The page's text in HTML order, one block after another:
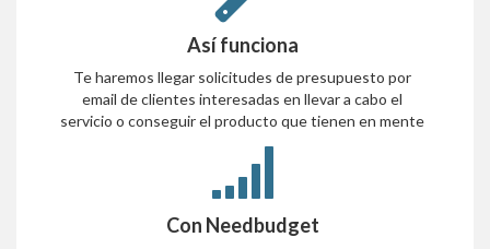
Así funciona
Te haremos llegar solicitudes de presupuesto por
email de clientes interesadas en llevar a cabo el
servicio o conseguir el producto que tienen en mente
Con Needbudget